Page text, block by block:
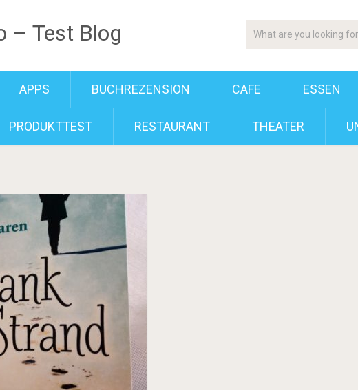
– Test Blog
APPS BUCHREZENSION CAFE ESSEN
PRODUKTTEST RESTAURANT THEATER